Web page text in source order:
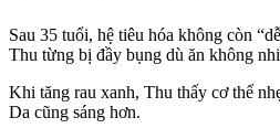
Sau 35 tuổi, hệ tiêu hóa không còn
Thu từng bị đầy bụng dù ăn không
Khi tăng rau xanh, Thu thấy cơ thể
Da cũng sáng hơn.